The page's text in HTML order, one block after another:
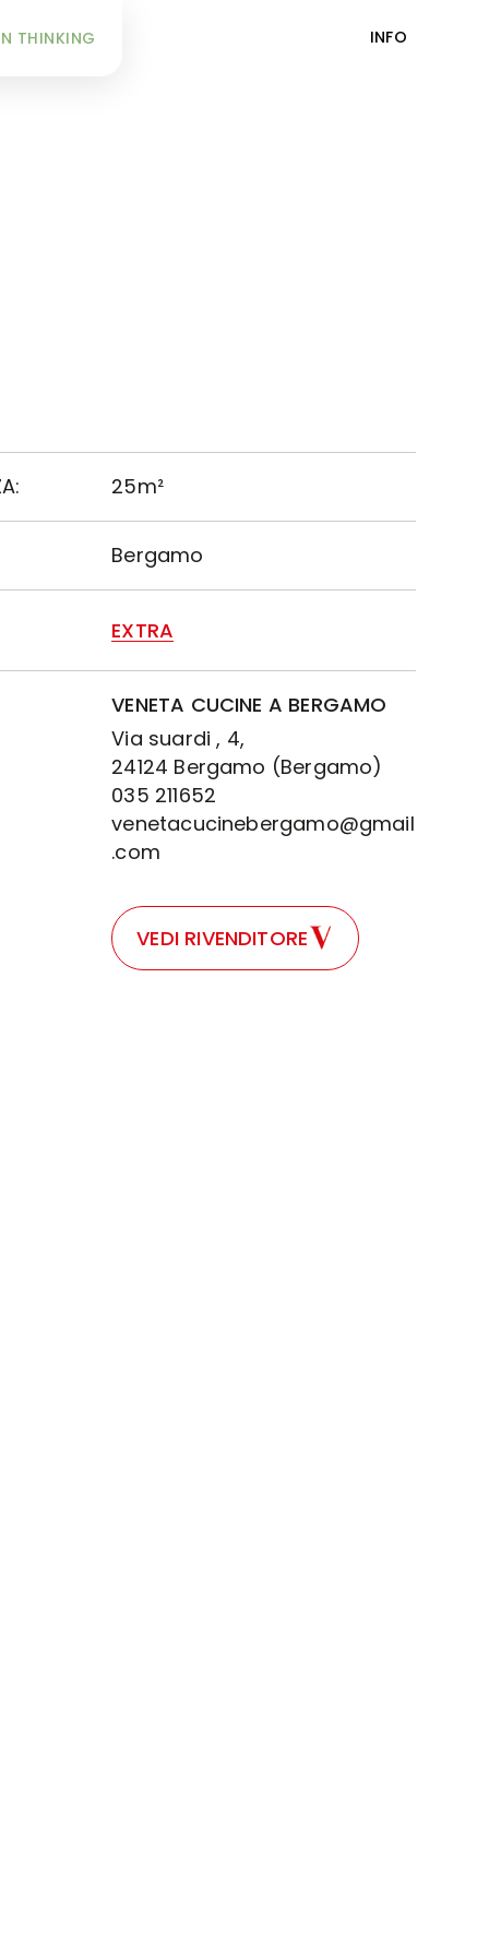
INFO
THINKING
25m²
Bergamo
EXTRA
VENETA CUCINE A BERGAMO
Via suardi , 4,
24124 Bergamo (Bergamo)
035 211652
venetacucinebergamo@gmail
.com
VEDI RIVENDITORE